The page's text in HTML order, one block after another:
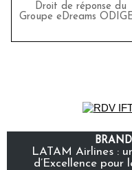
Droit de réponse du
Groupe eDreams
LATAM Airlines :
d’Excellence pour